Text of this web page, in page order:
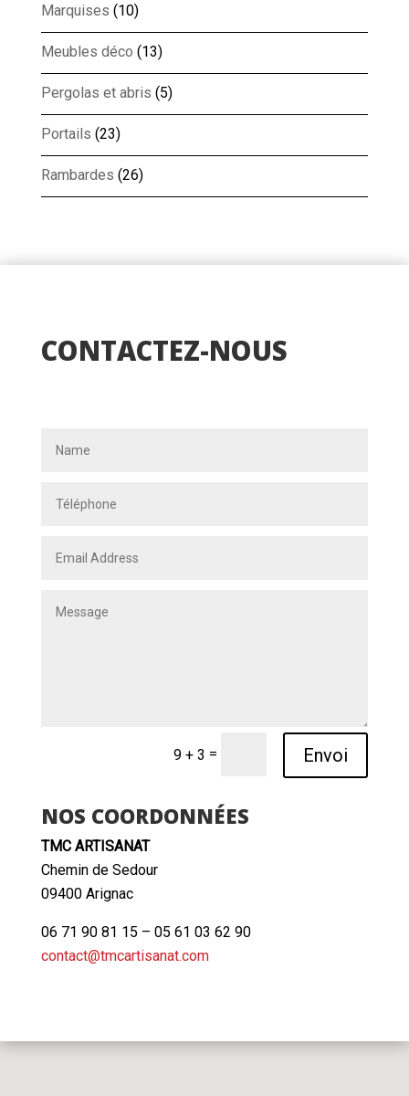
Marquises (10)
Meubles déco (13)
Pergolas et abris (5)
Portails (23)
Rambardes (26)
CONTACTEZ-NOUS
9 + 3 = Envoi
NOS COORDONNÉES
TMC ARTISANAT
Chemin de Sedour
09400 Arignac
06 71 90 81 15 – 05 61 03 62 90
contact@tmcartisanat.com